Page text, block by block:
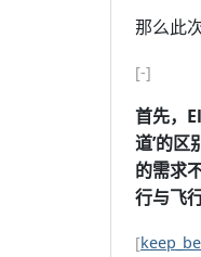
那么此
[-]
首先，
道’的
的需求
行与飞
[